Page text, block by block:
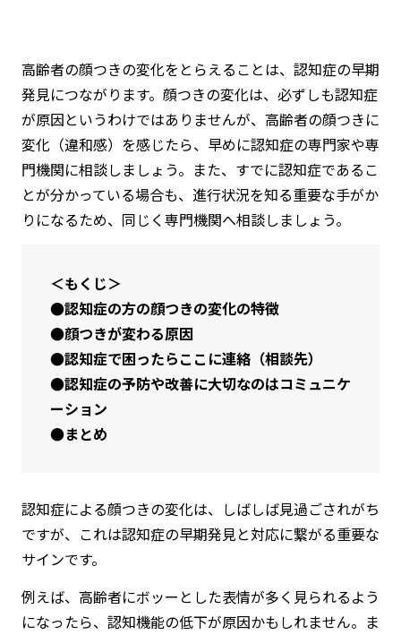
高齢者の顔つきの変化をとらえることは、認知症の早期
発見につながります。顔つきの変化は、必ずしも認知症
が原因というわけではありませんが、高齢者の顔つきに
変化（違和感）を感じたら、早めに認知症の専門家や専
門機関に相談しましょう。また、すでに認知症であるこ
とが分かっている場合も、進行状況を知る重要な手がか
りになるため、同じく専門機関へ相談しましょう。
＜もくじ＞
●認知症の方の顔つきの変化の特徴
●顔つきが変わる原因
●認知症で困ったらここに連絡（相談先）
●認知症の予防や改善に大切なのはコミュニケ
ーション
●まとめ
認知症による顔つきの変化は、しばしば見過ごされがち
ですが、これは認知症の早期発見と対応に繋がる重要な
サインです。
例えば、高齢者にボッーとした表情が多く見られるよう
になったら、認知機能の低下が原因かもしれません。ま